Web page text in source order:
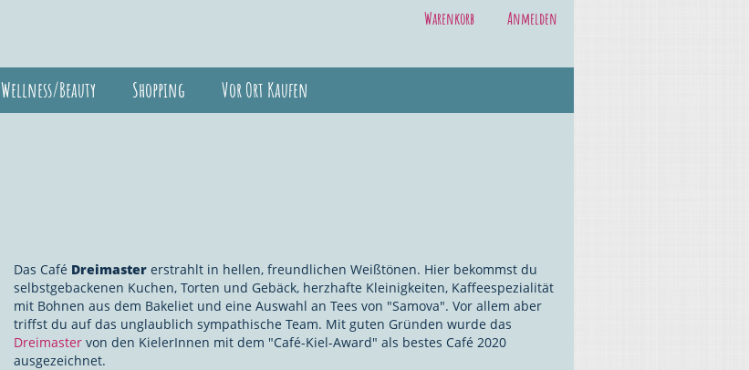
Warenkorb Anmelden
Wellness/Beauty Shopping Vor Ort Kaufen
Das Café Dreimaster erstrahlt in hellen, freundlichen Weißtönen. Hier bekommst du
selbstgebackenen Kuchen, Torten und Gebäck, herzhafte Kleinigkeiten, Kaffeespezialität
mit Bohnen aus dem Bakeliet und eine Auswahl an Tees von "Samova". Vor allem aber
triffst du auf das unglaublich sympathische Team. Mit guten Gründen wurde das
Dreimaster von den KielerInnen mit dem "Café-Kiel-Award" als bestes Café 2020
ausgezeichnet.